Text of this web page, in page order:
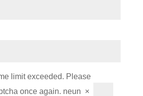
limit exceeded. Please
once again. neun ×